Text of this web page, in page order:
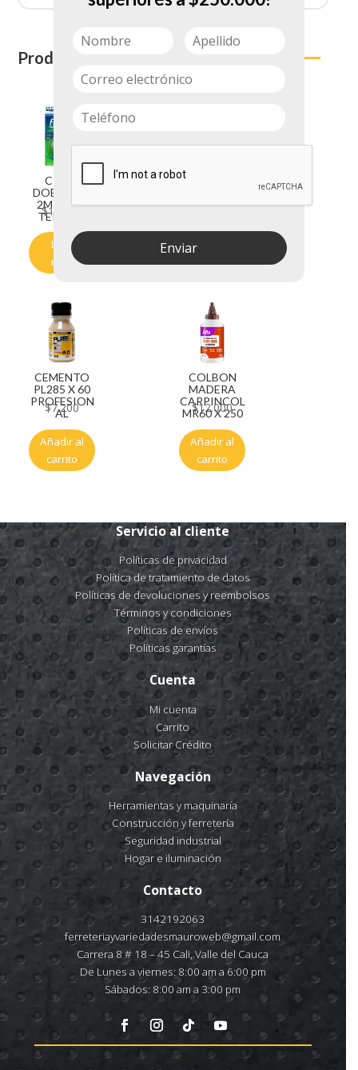
Productos relacionados
CINTA
DOBLE FAZ
2M 25MM
TEK BON
$12.090
Leer
más
TESA
TE 2X40
$5.150
Añadir al
carrito
CEMENTO
PL285 X 60
PROFESION
AL
$7.200
Añadir al
carrito
COLBON
MADERA
CARPINCOL
MR60 X 250
$12.000
Añadir al
carrito
Servicio al cliente
Políticas de privacidad
Política de tratamiento de datos
Políticas de devoluciones y reembolsos
Términos y condiciones
Políticas de envíos
Políticas garantías
Cuenta
Mi cuenta
Carrito
Solicitar Crédito
Navegación
Herramientas y maquinaría
Construcción y ferretería
Seguridad industrial
Hogar e iluminación
Contacto
3142192063
ferreteriayvariedadesmauroweb@gmail.com
Carrera 8 # 18 – 45 Cali, Valle del Cauca
De Lunes a viernes: 8:00 am a 6:00 pm
Sábados: 8:00 am a 3:00 pm
Enviar